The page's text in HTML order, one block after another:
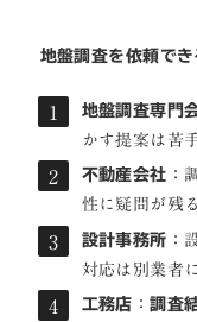
地盤調査を依頼で
地盤調査専門
かす提案は苦
不動産会社 ：
性に疑問が残る
設計事務所 ：
対応は別業者
工務店 ：調査